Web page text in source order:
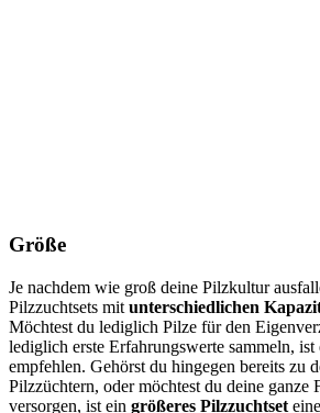
Größe
Je nachdem wie groß deine Pilzkultur
Pilzzuchtsets mit unterschiedlichen
Möchtest du lediglich Pilze für den
lediglich erste Erfahrungswerte sammeln, ist
empfehlen. Gehörst du hingegen bereits zu
Pilzzüchtern, oder möchtest du deine ganze
versorgen, ist ein größeres Pilzzuchtset